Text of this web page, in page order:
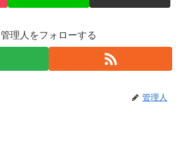
管理人をフォローする
管理人